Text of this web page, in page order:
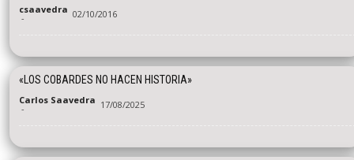
csaavedra
- 02/10/2016
«LOS COBARDES NO HACEN HISTORIA»
Carlos Saavedra
- 17/08/2025